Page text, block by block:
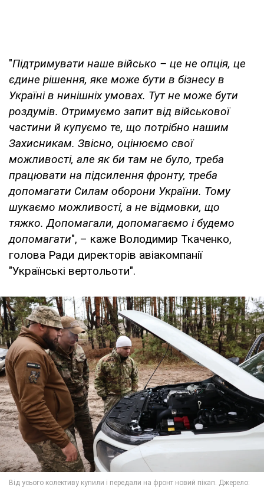
"Підтримувати наше військо – це не опція, це
єдине рішення, яке може бути в бізнесу в
Україні в нинішніх умовах. Тут не може бути
роздумів. Отримуємо запит від військової
частини й купуємо те, що потрібно нашим
Захисникам. Звісно, оцінюємо свої
можливості, але як би там не було, треба
працювати на підсилення фронту, треба
допомагати Силам оборони України. Тому
шукаємо можливості, а не відмовки, що
тяжко. Допомагали, допомагаємо і будемо
допомагати", – каже Володимир Ткаченко,
голова Ради директорів авіакомпанії
"Українські вертольоти".